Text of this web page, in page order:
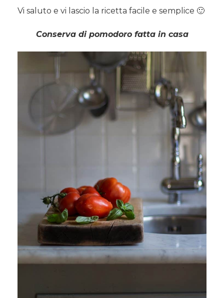
Vi saluto e vi lascio la ricetta facile e semplice 🙂
Conserva di pomodoro fatta in casa